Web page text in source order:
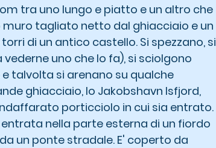
tra uno lungo e piatto e un altro che
muro tagliato netto dal ghiacciaio e un
di un antico castello. Si spezzano, si
uno che lo fa), si sciolgono
talvolta si arenano su qualche
ghiacciaio, lo Jakobshavn Isfjord,
porticciolo in cui sia entrato.
nella parte esterna di un fiordo
un ponte stradale. E' coperto da